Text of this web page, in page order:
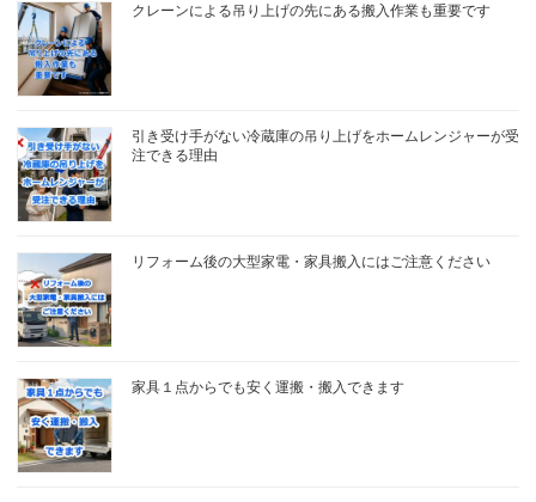
クレーンによる吊り上げの先にある搬入作業も重要です
引き受け手がない冷蔵庫の吊り上げをホームレンジャーが受
注できる理由
リフォーム後の大型家電・家具搬入にはご注意ください
家具１点からでも安く運搬・搬入できます